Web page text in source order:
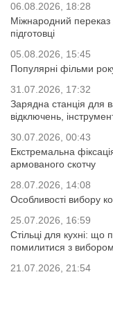
06.08.2026, 18:28
Міжнародний
підготовці
05.08.2026, 15:45
Популярні фільми
31.07.2026, 17:32
Зарядна станція для
відключень,
30.07.2026, 00:43
Екстремальна
армованого скотчу
28.07.2026, 14:08
Особливості вибору
25.07.2026, 16:59
Стільці для кухні: що
помилитися з вибором
21.07.2026, 21:54